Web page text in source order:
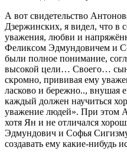
А вот свидетельство
Дзержинских, я видел, что в
уважения, любви и
Феликсом Эдмундовичем и
были полное понимание,
высокой цели… Своего…
скромно, прививая ему
ласково и бережно.., внушая
каждый должен научиться
уважение людей». При этом
хотя Ян и не отличался
Эдмундович и Софья
создавать ему какие-нибудь